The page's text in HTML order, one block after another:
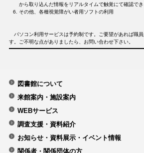
から取り込んだ情報をリアルタイムで触覚にて確認でき
その他、各種視覚障がい者用ソフトの利用
パソコン利用サービスは予約制です。ご要望があれば職
す。ご不明な点がありましたら、お問い合わせ下さい。
図書館について
来館案内・施設案内
WEBサービス
調査支援・資料紹介
お知らせ・資料展示・イベント情報
関係者・関係団体の方